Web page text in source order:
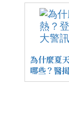
為什麼夏
哪些？醫